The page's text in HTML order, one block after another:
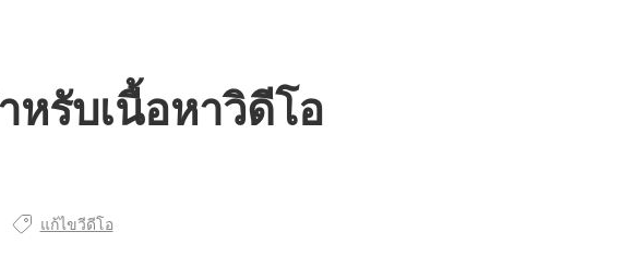
หรับเนื้อหาวิดีโอ
แก้ไขวีดีโอ